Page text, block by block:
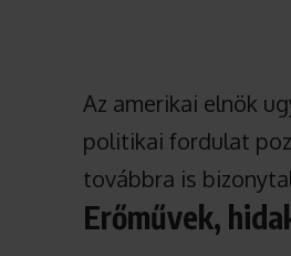
Az amerikai elnök
politikai fordulat
továbbra is
Erőművek,